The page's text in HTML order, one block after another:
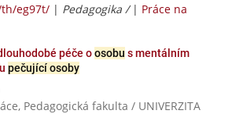
eg97t/ | Pedagogika / | Práce na
péče oosobu s mentálním
pečující osoby
Pedagogická fakulta / UNIVERZITA